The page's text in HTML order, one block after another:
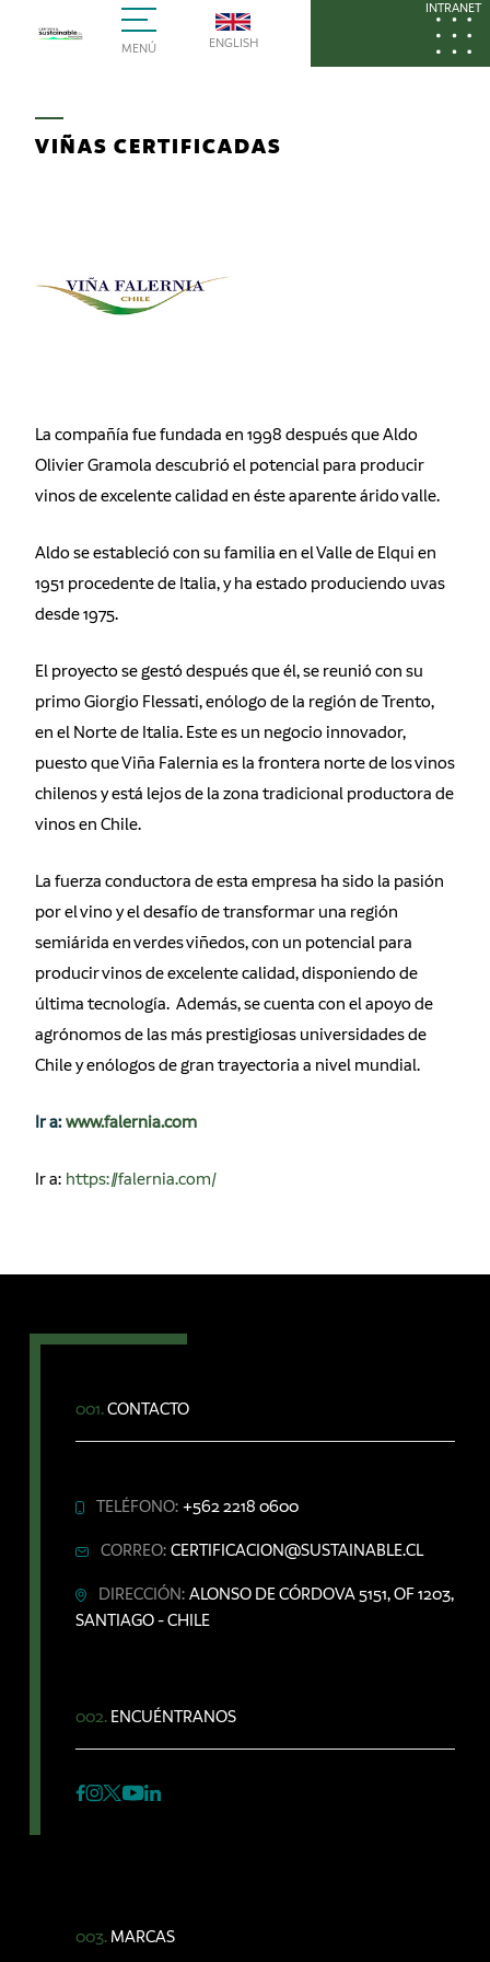
MENÚ ENGLISH
INTRANET
VIÑAS CERTIFICADAS
La compañía fue fundada en 1998 después que Aldo
Olivier Gramola descubrió el potencial para producir
vinos de excelente calidad en éste aparente árido valle.
Aldo se estableció con su familia en el Valle de Elqui en
1951 procedente de Italia, y ha estado produciendo uvas
desde 1975.
El proyecto se gestó después que él, se reunió con su
primo Giorgio Flessati, enólogo de la región de Trento,
en el Norte de Italia. Este es un negocio innovador,
puesto que Viña Falernia es la frontera norte de los vinos
chilenos y está lejos de la zona tradicional productora de
vinos en Chile.
La fuerza conductora de esta empresa ha sido la pasión
por el vino y el desafío de transformar una región
semiárida en verdes viñedos, con un potencial para
producir vinos de excelente calidad, disponiendo de
última tecnología. Además, se cuenta con el apoyo de
agrónomos de las más prestigiosas universidades de
Chile y enólogos de gran trayectoria a nivel mundial.
Ir a:www.falernia.com
Ir a: https://falernia.com/
001.CONTACTO
TELÉFONO: +562 2218 0600
CORREO: CERTIFICACION@SUSTAINABLE.CL
DIRECCIÓN: ALONSO DE CÓRDOVA 5151, OF 1203,
SANTIAGO - CHILE
002. ENCUÉNTRANOS
003. MARCAS